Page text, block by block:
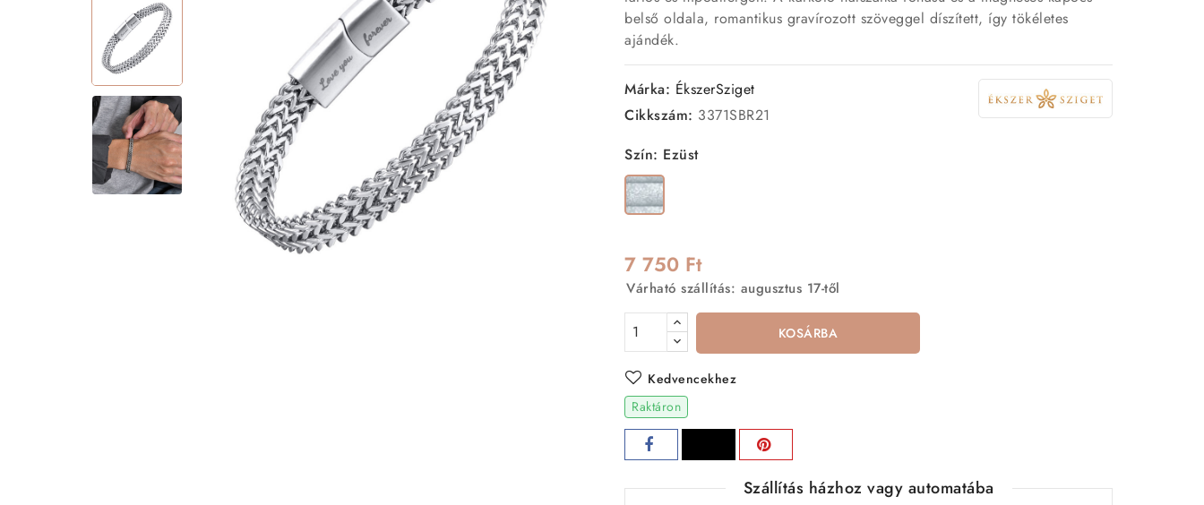
belső oldala, romantikus gravírozott szöveggel díszített, így tökéletes
ajándék.
Márka: ÉkszerSziget
Cikkszám: 3371SBR21
Szín: Ezüst
Ezüst
7 750 Ft
Várható szállítás: augusztus 17-től
KOSÁRBA
Kedvencekhez
Raktáron
Szállítás házhoz vagy automatába